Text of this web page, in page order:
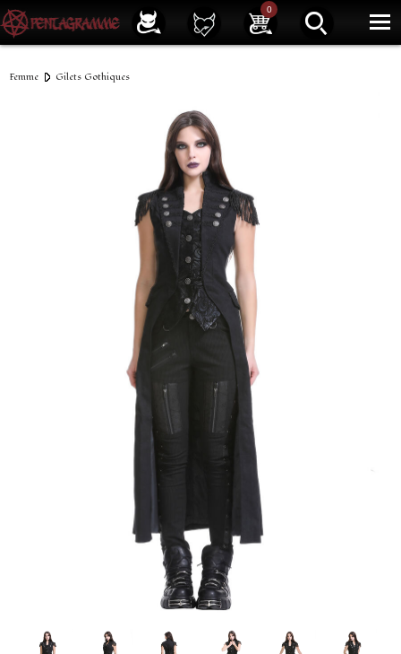
0
Service client 01 40 39 07 94
Newsletter | | Facebook | Instagram
|
Femme Gilets Gothiques